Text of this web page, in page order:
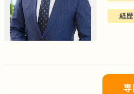
経歴
専